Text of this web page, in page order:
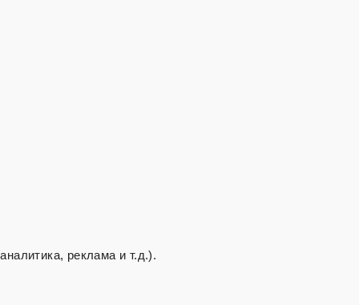
реклама и т.д.).